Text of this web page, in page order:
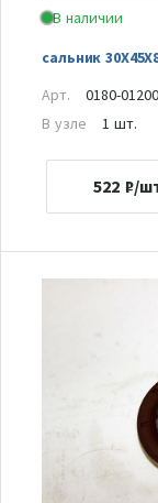
В наличии
сальник
Арт.
0180-
В узле
1 шт.
522 ₽/